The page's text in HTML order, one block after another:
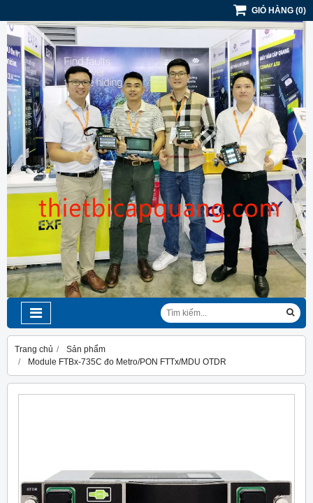
GIỎ HÀNG (0)
Trang chủ
Sản phẩm
Module FTBx-735C đo Metro/PON FTTx/MDU OTDR